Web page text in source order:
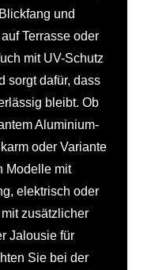
und
Terrasse oder
mit UV-Schutz
sorgt dafür, dass
bleibt. Ob
Aluminium-
oder Variante
Modelle mit
elektrisch oder
zusätzlicher
Jalousie für
Sie bei der